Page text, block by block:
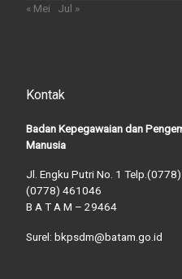
« Mei
Jul »
Kontak
Badan Kepegawaian dan
Manusia
Jl. Engku Putri No. 1
(0778) 461046
B A T A M – 29464
Surel: bkpsdm@batam.go.id